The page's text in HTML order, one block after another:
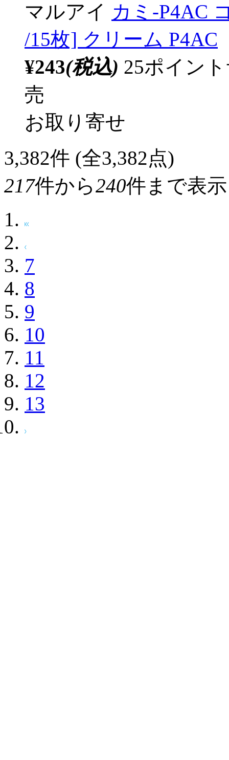
マルアイ カミ-P4AC
/15枚] クリーム P4AC
¥243(税込) 25ポイン
売
お取り寄せ
3,382件 (全3,382点)
217件から240件まで表示
7
8
9
10
11
12
13